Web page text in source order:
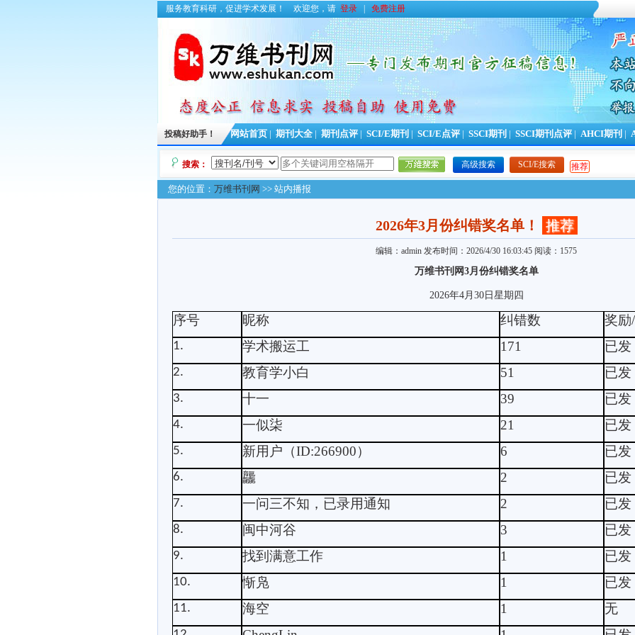
服务教育科研，促进学术发展！ 欢迎您，请 登录 免费注册
投稿好助手！ 网站首页 期刊大全 期刊点评 SCI/E期刊 SCI/E点评 SSCI期刊 SSCI期刊点评 AHCI期刊
搜索： 高级搜索 SCI/E搜索 推荐
您的位置： 万维书刊网 >> 站内播报
2026年3月份纠错奖名单！ 推荐
编辑：admin 发布时间：2026/4/30 16:03:45 阅读：1575
万维书刊网3月份纠错奖名单
2026年4月 30日星期四
序号 昵称 纠错数 奖励/
1. 学术搬运工 171 已发
2. 教育学小白 51 已发
3. 十一 39 已发
4. 一似柒 21 已发
5. 新用户（ID:266900） 6 已发
6. 龘 2 已发
7. 一问三不知，已录用通知 2 已发
8. 闽中河谷 3 已发
9. 找到满意工作 1 已发
10. 惭凫 1 已发
11. 海空 1 无